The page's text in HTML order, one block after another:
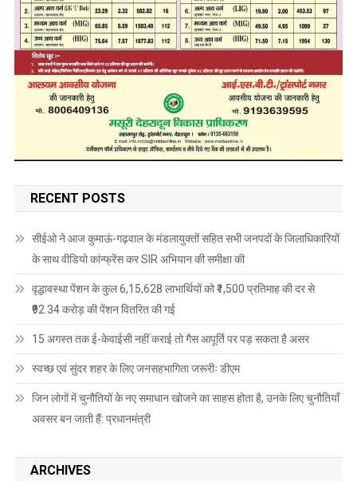
RECENT POSTS
सीईओ ने आज कुमाऊं-गढ़वाल के मंडलायुक्तों सहित सभी जनपदों के जिलाधिकारियों
के साथ वीडियो कांन्फ्रेंस कर SIR अभियान की समीक्षा की
वृद्धावस्था पेंशन के कुल 6,15,628 लाभार्थियों को ₹1,500 प्रतिमाह की दर से
₹92.34 करोड़ की पेंशन वितरित की गई
15 अगस्त तक ई-केवाईसी नहीं कराई तो गैस आपूर्ति पर पड़ सकता है असर
स्वच्छ एवं सुंदर शहर के लिए जनसहभागिता जरूरीः डीएम
जिन लोगों में चुनौतियों के नए समाधान खोजने का साहस होता है, उनके लिए चुनौतियाँ
अवसर बन जाती हैं: प्रधानमंत्री
ARCHIVES